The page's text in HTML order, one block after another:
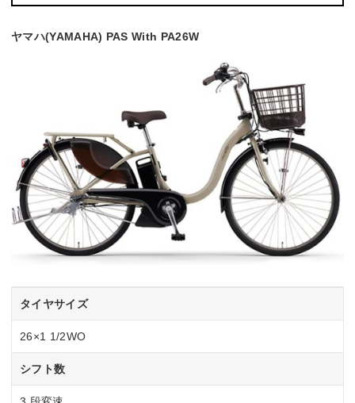
ヤマハ(YAMAHA) PAS With PA26W
タイヤサイズ
26×1 1/2WO
シフト数